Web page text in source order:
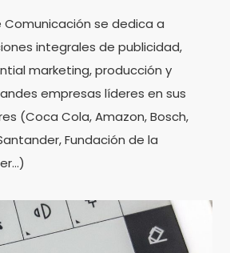
Comunicación se dedica a
integrales de publicidad,
marketing, producción y
empresas líderes en sus
(Coca Cola, Amazon, Bosch,
Fundación de la